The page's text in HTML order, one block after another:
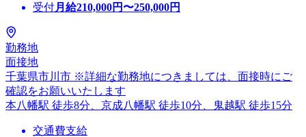
受付月給210,000円〜250,000円
勤務地
面接地
千葉県市川市 ※詳細な勤務地につきましては、面接時にご
確認をお願いいたします
本八幡駅 徒歩8分、京成八幡駅 徒歩10分、鬼越駅 徒歩15分
交通費支給